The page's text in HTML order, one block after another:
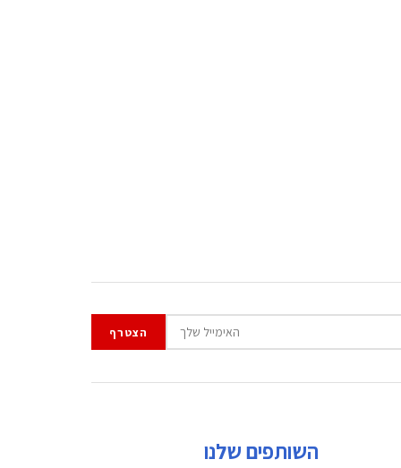
השותפים שלנו